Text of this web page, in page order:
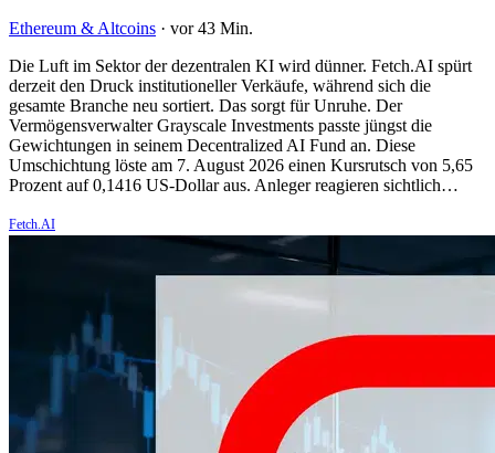
Ethereum & Altcoins · vor 43 Min.
Die Luft im Sektor der dezentralen KI wird dünner. Fetch.AI spürt
derzeit den Druck institutioneller Verkäufe, während sich die
gesamte Branche neu sortiert. Das sorgt für Unruhe. Der
Vermögensverwalter Grayscale Investments passte jüngst die
Gewichtungen in seinem Decentralized AI Fund an. Diese
Umschichtung löste am 7. August 2026 einen Kursrutsch von 5,65
Prozent auf 0,1416 US-Dollar aus. Anleger reagieren sichtlich…
Fetch.AI